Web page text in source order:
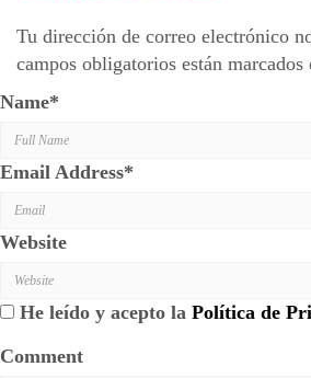
Tu dirección de correo electrónico
campos obligatorios están marcados
Name*
Email Address*
Website
He leído y acepto la Política de
Comment